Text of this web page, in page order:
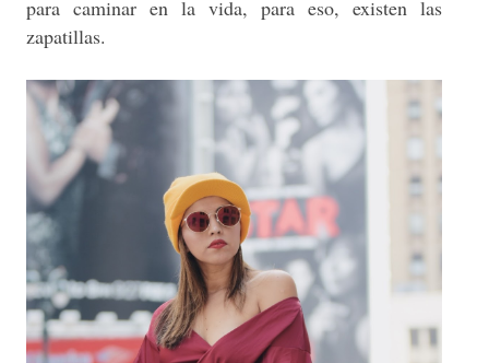
para caminar en la vida, para eso, existen las
zapatillas.